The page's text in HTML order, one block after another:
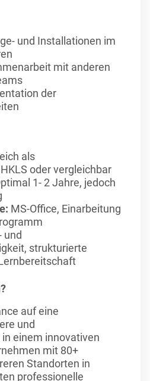
und Installationen im
mit anderen
der
als
oder vergleichbar
1- 2 Jahre, jedoch
MS-Office, Einarbeitung
und
strukturierte
auf eine
und
einem innovativen
mit 80+
Standorten in
professionelle